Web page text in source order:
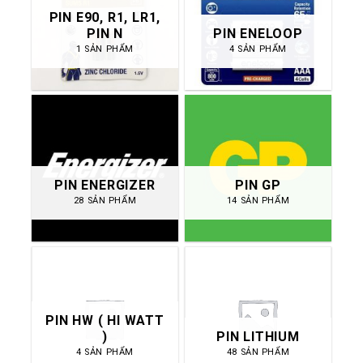
PIN E90, R1, LR1,
PIN N
1 SẢN PHẨM
PIN ENELOOP
4 SẢN PHẨM
PIN ENERGIZER
28 SẢN PHẨM
PIN GP
14 SẢN PHẨM
PIN HW ( HI WATT
)
4 SẢN PHẨM
PIN LITHIUM
48 SẢN PHẨM